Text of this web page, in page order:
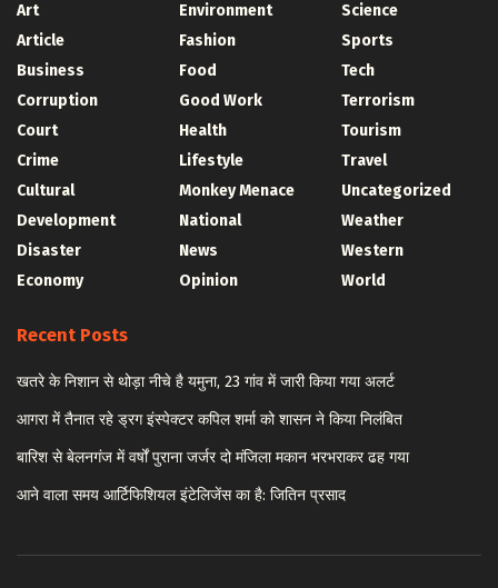
Art
Article
Business
Corruption
Court
Crime
Cultural
Development
Disaster
Economy
Environment
Fashion
Food
Good Work
Health
Lifestyle
Monkey Menace
National
News
Opinion
Science
Sports
Tech
Terrorism
Tourism
Travel
Uncategorized
Weather
Western
World
Recent Posts
खतरे के निशान से थोड़ा नीचे है यमुना, 23 गांव में जारी किया गया अलर्ट
आगरा में तैनात रहे ड्रग इंस्पेक्टर कपिल शर्मा को शासन ने किया निलंबित
बारिश से बेलनगंज में वर्षों पुराना जर्जर दो मंजिला मकान भरभराकर ढह गया
आने वाला समय आर्टिफिशियल इंटेलिजेंस का है: जितिन प्रसाद